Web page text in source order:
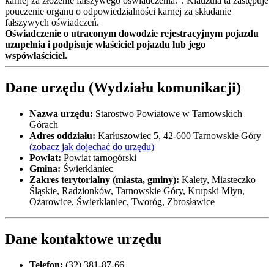
pouczenie organu o odpowiedzialności karnej za składanie
fałszywych oświadczeń.
Oświadczenie o utraconym dowodzie rejestracyjnym pojazdu
uzupełnia i podpisuje właściciel pojazdu lub jego
wspówłaściciel.
Dane urzędu (Wydziału komunikacji)
Nazwa urzędu: Starostwo Powiatowe w Tarnowskich
Górach
Adres oddziału: Karłuszowiec 5, 42-600 Tarnowskie Góry
(zobacz jak dojechać do urzędu)
Powiat: Powiat tarnogórski
Gmina: Świerklaniec
Zakres terytorialny (miasta, gminy): Kalety, Miasteczko
Śląskie, Radzionków, Tarnowskie Góry, Krupski Młyn,
Ożarowice, Świerklaniec, Tworóg, Zbrosławice
Dane kontaktowe urzędu
Telefon: (32) 381-87-66